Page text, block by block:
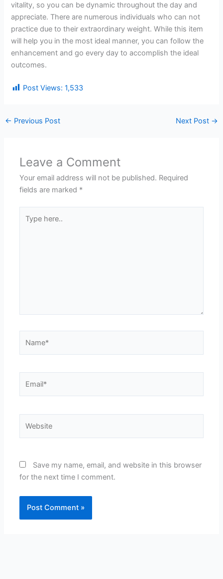
vitality, so you can be dynamic throughout the day and
appreciate. There are numerous individuals who can not
practice due to their extraordinary weight. While this item
will help you in the most ideal manner, you can follow the
enhancement and go every day to accomplish the ideal
outcomes.
Post Views: 1,533
← Previous Post Next Post →
Leave a Comment
Your email address will not be published. Required
fields are marked *
here..
Save my name, email, and website in this browser
for the next time I comment.